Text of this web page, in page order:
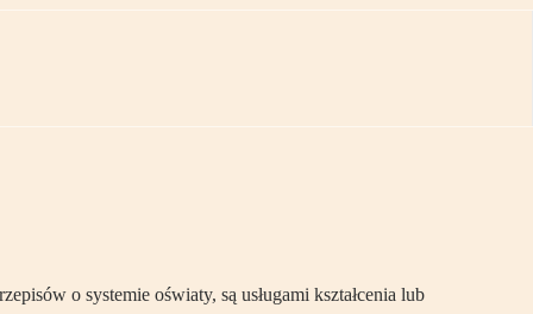
o systemie oświaty, są usługami kształcenia lub